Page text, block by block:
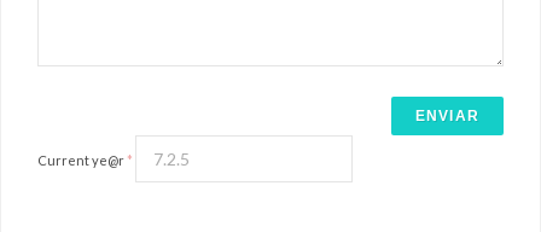
Current ye@r *